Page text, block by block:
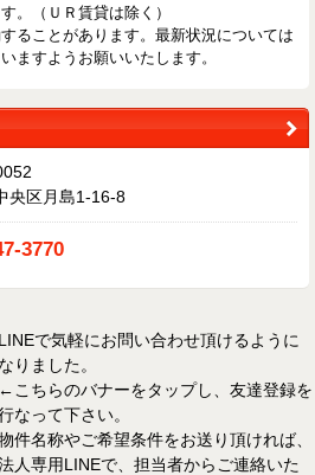
。（ＵＲ賃貸は除く）
ることがあります。最新状況については
ますようお願いいたします。
央区月島1-16-8
3770
LINEで気軽にお問い合わせ頂けるように
なりました。
←こちらのバナーをタップし、友達登録を
なって下さい。
件名称やご希望条件をお送り頂ければ、
人専用LINEで、担当者からご連絡いた